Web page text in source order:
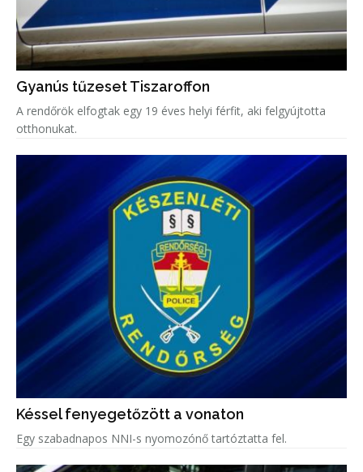
Gyanús tűzeset Tiszaroffon
A rendőrök elfogtak egy 19 éves helyi férfit, aki felgyújtotta
otthonukat.
Késsel fenyegetőzött a vonaton
Egy szabadnapos NNI-s nyomozónő tartóztatta fel.